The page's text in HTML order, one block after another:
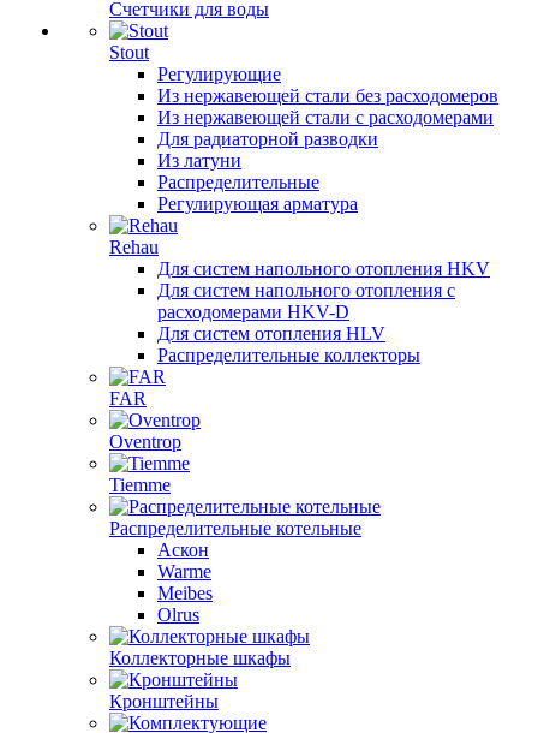
Счетчики для воды
Stout
Регулирующие
Из нержавеющей стали без расходомеров
Из нержавеющей стали с расходомерами
Для радиаторной разводки
Из латуни
Распределительные
Регулирующая арматура
Rehau
Для систем напольного отопления HKV
Для систем напольного отопления с
расходомерами HKV-D
Для систем отопления HLV
Распределительные коллекторы
FAR
Oventrop
Tiemme
Распределительные котельные
Аскон
Warme
Meibes
Olrus
Коллекторные шкафы
Кронштейны